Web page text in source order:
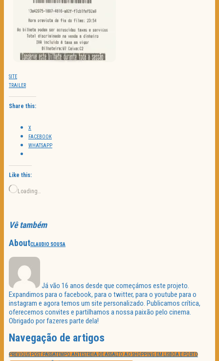
SITE
TRAILER
Share this:
X
FACEBOOK
WHATSAPP
Like this:
Loading…
Vê também
AboutCLAUDIO SOUSA
Já vão 16 anos desde que começámos este projeto.
Expandimos para o facebook, para o twitter, para o youtube para o
instagram e agora temos um site personalizado. Publicamos crítica,
oferecemos convites e partilhamos a nossa paixão pelo cinema.
Obrigado por fazeres parte dela!
Navegação de artigos
PREVIOUS POST:PASSATEMPO ANTESTREIA DE ASSALTO AO SHOPPING EM LISBOA E PORTO